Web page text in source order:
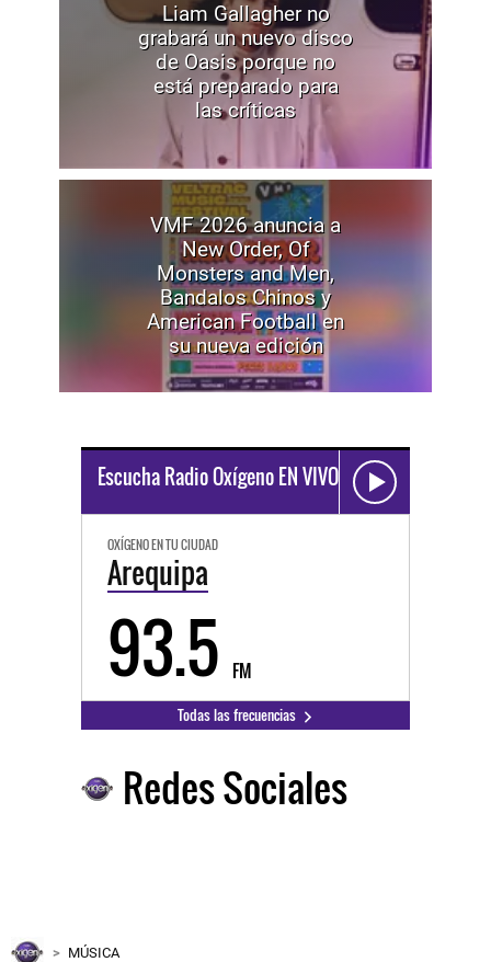
Liam Gallagher no
grabará un nuevo disco
de Oasis porque no
está preparado para
las críticas
VMF 2026 anuncia a
New Order, Of
Monsters and Men,
Bandalos Chinos y
American Football en
su nueva edición
Escucha Radio Oxígeno EN VIVO
OXÍGENO EN TU CIUDAD
Arequipa
93.5 FM
Todas las frecuencias
Redes Sociales
MÚSICA